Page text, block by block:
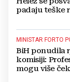
padaju teške
MINISTAR FORTO
BiH ponudila
komisiji:
mogu više